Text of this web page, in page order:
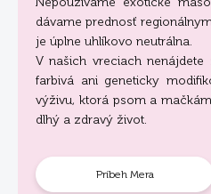
dávame prednosť
je úplne uhlíkovo neutrálna.
V našich vreciach
farbivá ani geneticky
výživu, ktorá psom a
dlhý a zdravý život.
Príbeh Mera